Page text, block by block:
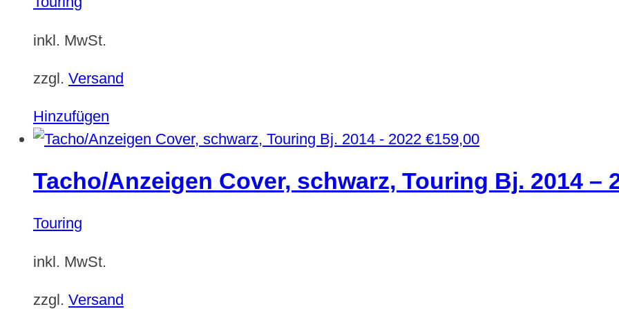
inkl. MwSt.
zzgl. Versand
Hinzufügen
€159,00
Tacho/Anzeigen Cover, schwarz, Touring Bj. 2014 –
Touring
inkl. MwSt.
zzgl. Versand